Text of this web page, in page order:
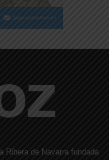
Ribera de Navarra fundada